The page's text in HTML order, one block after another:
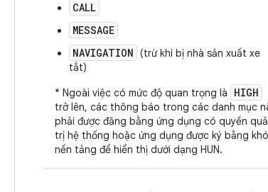
CALL
MESSAGE
NAVIGATION (trừ khi bị nhà sản xuất xe
tắt)
* Ngoài việc có mức độ quan trọng là
HIGH
trở lên, các thông báo trong các danh mục
phải được đăng bằng ứng dụng có quyền
trị hệ thống hoặc ứng dụng được ký bằng
nền tảng để hiển thị dưới dạng HUN.